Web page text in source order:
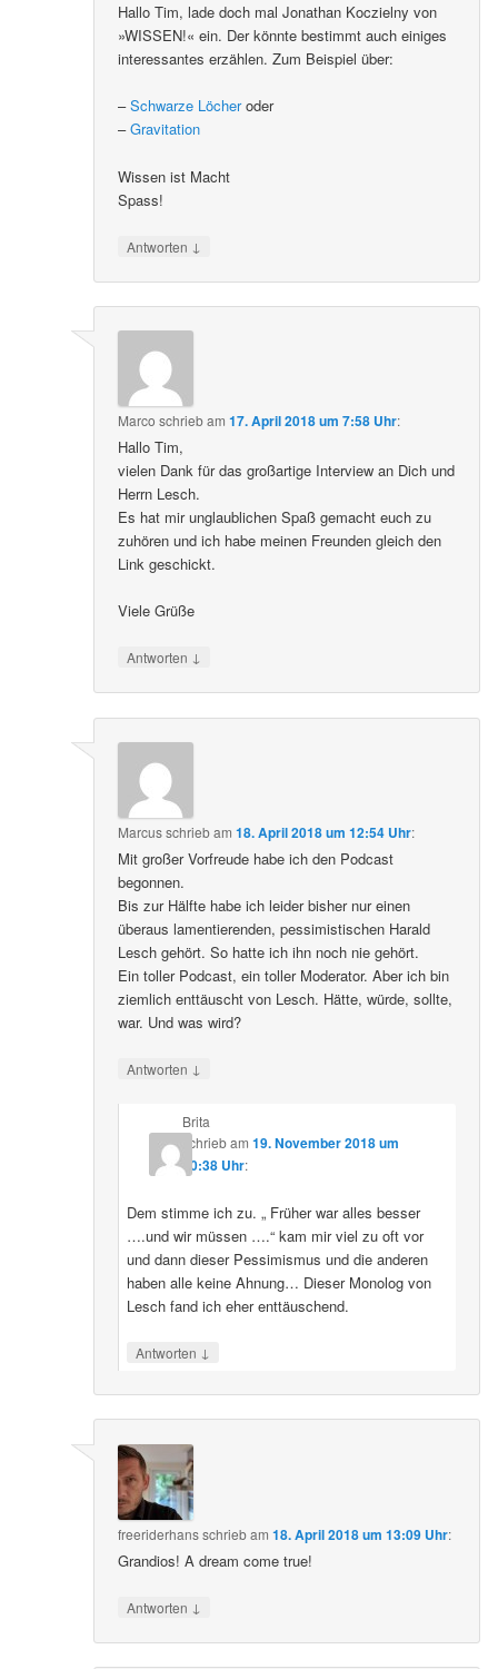
Hallo Tim, lade doch mal Jonathan Koczielny von
»WISSEN!« ein. Der könnte bestimmt auch einiges
interessantes erzählen. Zum Beispiel über:
–Schwarze Löcheroder
–Gravitation
Wissen ist Macht
Spass!
Antworten ↓
Marco schriebam17. April 2018 um 7:58 Uhr:
Hallo Tim,
vielen Dank für das großartige Interview an Dich und
Herrn Lesch.
Es hat mir unglaublichen Spaß gemacht euch zu
zuhören und ich habe meinen Freunden gleich den
Link geschickt.
Viele Grüße
Antworten ↓
Marcusschriebam18. April 2018 um 12:54 Uhr:
Mit großer Vorfreude habe ich den Podcast
begonnen.
Bis zur Hälfte habe ich leider bisher nur einen
überaus lamentierenden, pessimistischen Harald
Lesch gehört. So hatte ich ihn noch nie gehört.
Ein toller Podcast, ein toller Moderator. Aber ich bin
ziemlich enttäuscht von Lesch. Hätte, würde, sollte,
war. Und was wird?
Antworten ↓
Brita
schriebam 19. November 2018 um
20:38 Uhr:
Dem stimme ich zu. „ Früher war alles besser
….und wir müssen ….“ kam mir viel zu oft vor
und dann dieser Pessimismus und die anderen
haben alle keine Ahnung… Dieser Monolog von
Lesch fand ich eher enttäuschend.
Antworten ↓
freeriderhansschriebam18. April 2018 um 13:09 Uhr:
Grandios! A dream come true!
Antworten ↓